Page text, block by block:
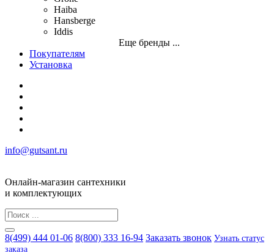
Haiba
Hansberge
Iddis
Еще бренды ...
Покупателям
Установка
info@gutsant.ru
Онлайн-магазин сантехники
и комплектующих
8(499) 444 01-06 8(800) 333 16-94 Заказать звонок Узнать статус
заказа